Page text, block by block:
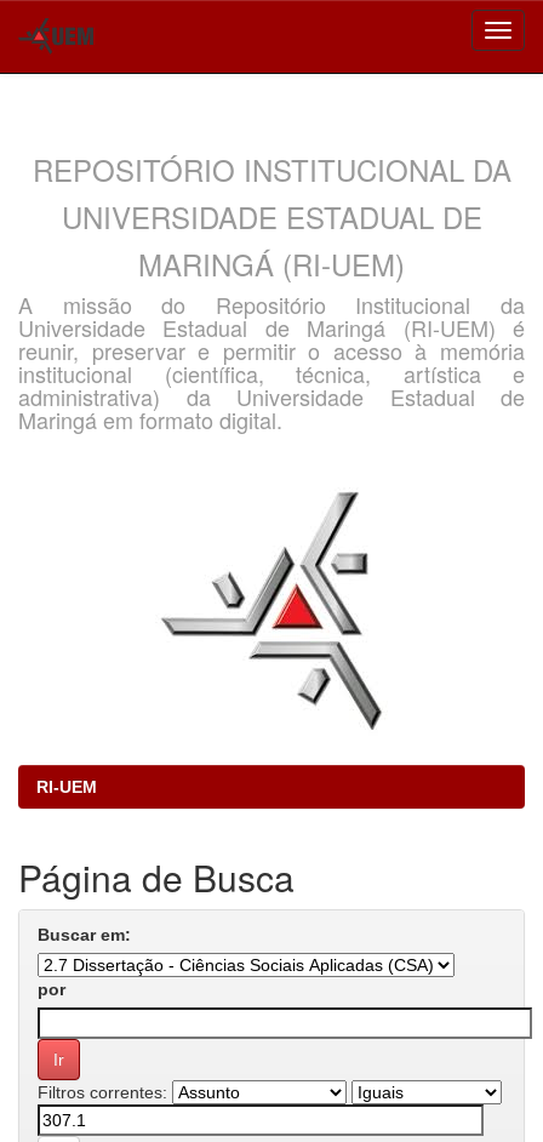
REPOSITÓRIO INSTITUCIONAL DA
UNIVERSIDADE ESTADUAL DE
MARINGÁ (RI-UEM)
A missão do Repositório Institucional da
Universidade Estadual de Maringá (RI-UEM) é
reunir, preservar e permitir o acesso à memória
institucional (científica, técnica, artística e
administrativa) da Universidade Estadual de
Maringá em formato digital.
RI-UEM
Página de Busca
Buscar em:
por
Filtros correntes: